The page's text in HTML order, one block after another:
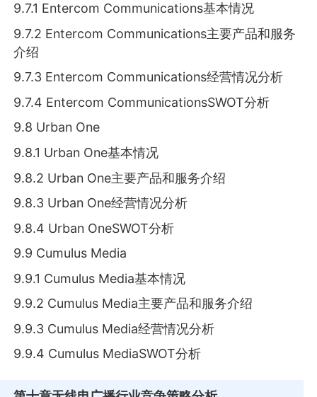
9.7.1 Entercom Communications基本情况
9.7.2 Entercom Communications主要产品和服务
介绍
9.7.3 Entercom Communications经营情况分析
9.7.4 Entercom CommunicationsSWOT分析
9.8 Urban One
9.8.1 Urban One基本情况
9.8.2 Urban One主要产品和服务介绍
9.8.3 Urban One经营情况分析
9.8.4 Urban OneSWOT分析
9.9 Cumulus Media
9.9.1 Cumulus Media基本情况
9.9.2 Cumulus Media主要产品和服务介绍
9.9.3 Cumulus Media经营情况分析
9.9.4 Cumulus MediaSWOT分析